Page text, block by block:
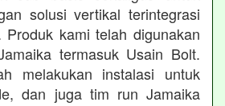
solusi vertikal terintegrasi
Produk kami telah digunakan
termasuk Usain Bolt.
melakukan instalasi untuk
dan juga tim run Jamaika